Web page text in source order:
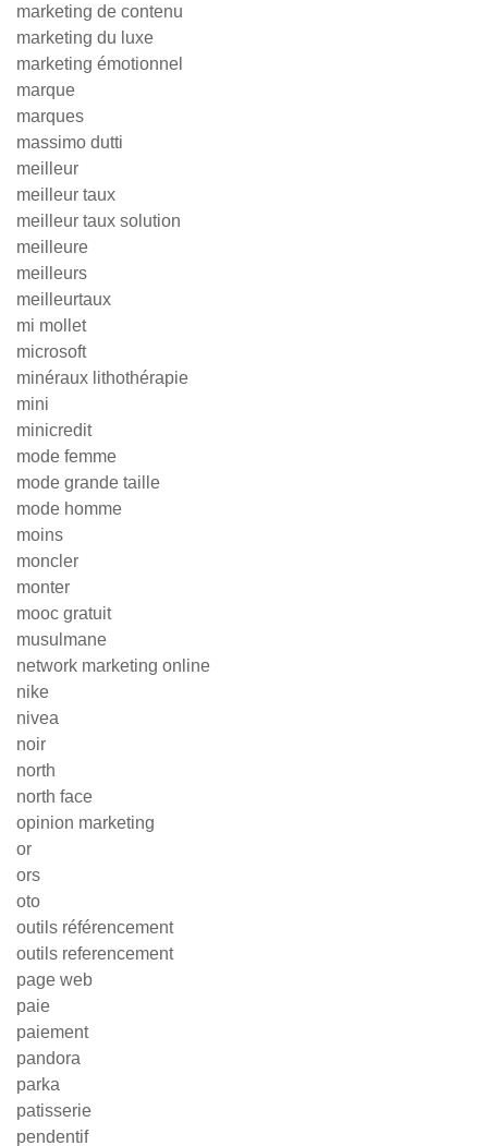
marketing de contenu
marketing du luxe
marketing émotionnel
marque
marques
massimo dutti
meilleur
meilleur taux
meilleur taux solution
meilleure
meilleurs
meilleurtaux
mi mollet
microsoft
minéraux lithothérapie
mini
minicredit
mode femme
mode grande taille
mode homme
moins
moncler
monter
mooc gratuit
musulmane
network marketing online
nike
nivea
noir
north
north face
opinion marketing
or
ors
oto
outils référencement
outils referencement
page web
paie
paiement
pandora
parka
patisserie
pendentif